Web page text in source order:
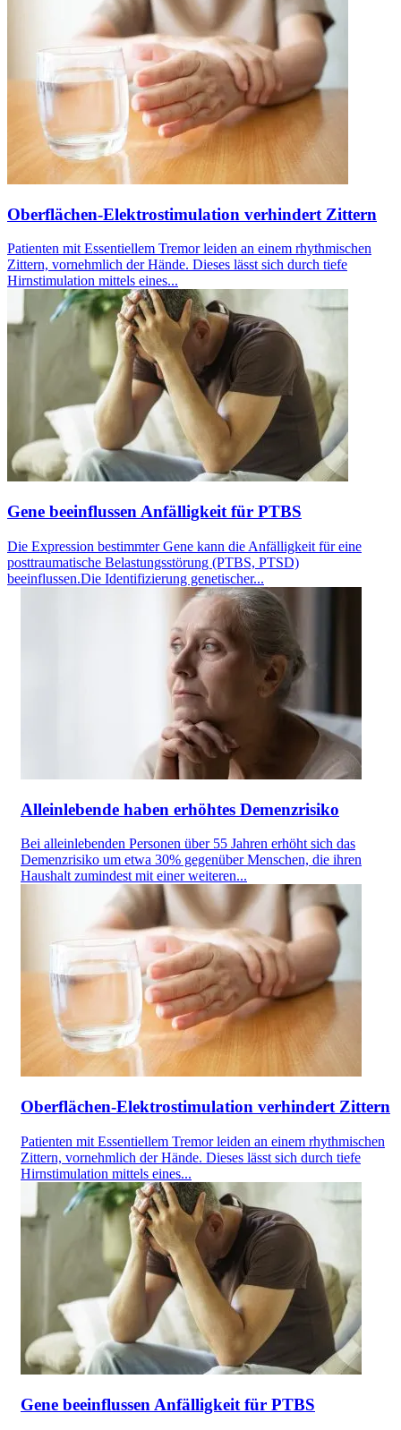
Oberflächen-Elektrostimulation verhindert Zittern
Patienten mit Essentiellem Tremor leiden an einem rhythmischen
Zittern, vornehmlich der Hände. Dieses lässt sich durch tiefe
Hirnstimulation mittels eines...
Gene beeinflussen Anfälligkeit für PTBS
Die Expression bestimmter Gene kann die Anfälligkeit für eine
posttraumatische Belastungsstörung (PTBS, PTSD)
beeinflussen.Die Identifizierung genetischer...
Alleinlebende haben erhöhtes Demenzrisiko
Bei alleinlebenden Personen über 55 Jahren erhöht sich das
Demenzrisiko um etwa 30% gegenüber Menschen, die ihren
Haushalt zumindest mit einer weiteren...
Oberflächen-Elektrostimulation verhindert Zittern
Patienten mit Essentiellem Tremor leiden an einem rhythmischen
Zittern, vornehmlich der Hände. Dieses lässt sich durch tiefe
Hirnstimulation mittels eines...
Gene beeinflussen Anfälligkeit für PTBS